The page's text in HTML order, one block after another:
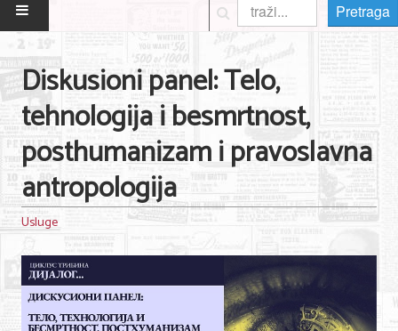
POČETNA
Posao
Usluge
Nega lica i tela
Shopping
Sve za venčanje
Sve za decu
Gastronomija
Pretraga
Diskusioni panel: Telo,
tehnologija i besmrtnost,
posthumanizam i pravoslavna
antropologija
Usluge